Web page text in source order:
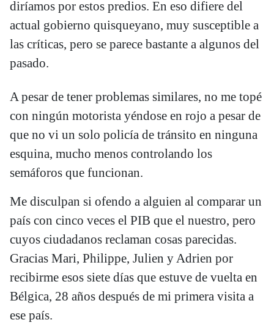
diríamos por estos predios. En eso difiere del
actual gobierno quisqueyano, muy susceptible a
las críticas, pero se parece bastante a algunos del
pasado.
A pesar de tener problemas similares, no me topé
con ningún motorista yéndose en rojo a pesar de
que no vi un solo policía de tránsito en ninguna
esquina, mucho menos controlando los
semáforos que funcionan.
Me disculpan si ofendo a alguien al comparar un
país con cinco veces el PIB que el nuestro, pero
cuyos ciudadanos reclaman cosas parecidas.
Gracias Mari, Philippe, Julien y Adrien por
recibirme esos siete días que estuve de vuelta en
Bélgica, 28 años después de mi primera visita a
ese país.